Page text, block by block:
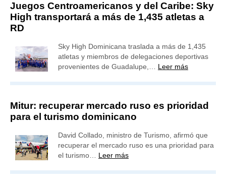
Juegos Centroamericanos y del Caribe: Sky
High transportará a más de 1,435 atletas a
RD
Sky High Dominicana traslada a más de 1,435
atletas y miembros de delegaciones deportivas
provenientes de Guadalupe,… Leer más
Mitur: recuperar mercado ruso es prioridad
para el turismo dominicano
David Collado, ministro de Turismo, afirmó que
recuperar el mercado ruso es una prioridad para
el turismo… Leer más